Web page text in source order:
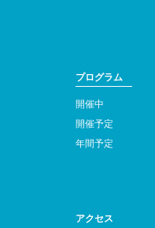
プログラム
開催中
開催予定
年間予定
アクセス